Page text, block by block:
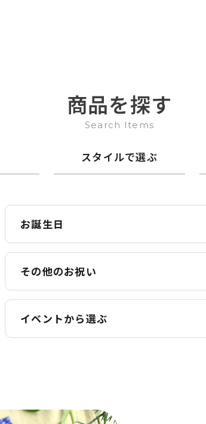
商品を探す
Search Items
スタイルで選ぶ
お誕生日
その他のお祝い
イベントから選ぶ